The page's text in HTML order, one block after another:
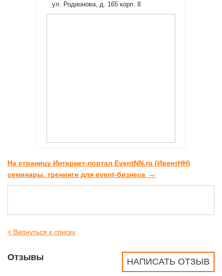
ул. Родионова, д. 165 корп. 8
На страницу Интернет-портал EventNN.ru (ИвентНН)
семинары, тренинги для event-бизнеса →
< Вернуться к списку
НАПИСАТЬ ОТЗЫВ
Отзывы